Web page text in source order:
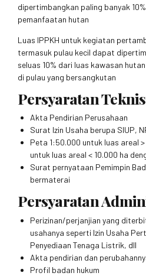
dipertimbangkan paling banyak
pemanfaatan hutan
Luas IPPKH untuk kegiatan
termasuk pulau kecil dapat
seluas 10% dari luas kawasan
di pulau yang bersangkutan
Persyaratan
Akta Pendirian Perusahaan
Surat Izin Usaha berupa SIUP,
Peta 1:50.000 untuk luas areal
untuk luas areal < 10.000 ha
Surat pernyataan Pemimpin
bermaterai
Persyaratan
Perizinan/perjanjian yang
usahanya seperti Izin Usaha
Penyediaan Tenaga Listrik, dll
Akta pendirian dan
Profil badan hukum